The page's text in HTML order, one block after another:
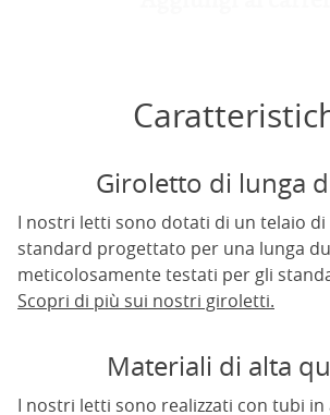
Giroletto di lunga
I nostri letti sono dotati di un telaio di
standard progettato per una lunga
meticolosamente testati per gli
Scopri di più sui nostri giroletti.
Materiali di alta
I nostri letti sono realizzati con tubi in